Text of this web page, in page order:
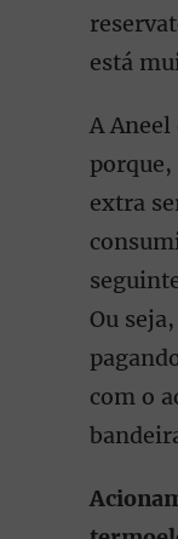
está
A Aneel
porque,
extra
Ou
com o